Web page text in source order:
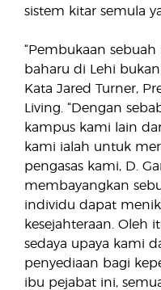
sistem kitar semula
“Pembukaan
baharu di Lehi
Kata Jared Turner,
Living. “Dengan
kampus kami lain
kami ialah untuk
pengasas kami, D.
membayangkan
individu dapat
kesejahteraan. Oleh
sedaya upaya kami
penyediaan bagi
ibu pejabat ini,